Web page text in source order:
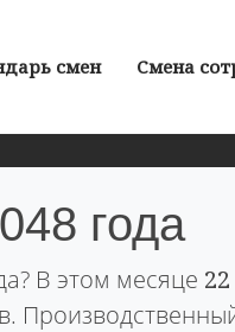
смен Смена
года
В этом месяце 22